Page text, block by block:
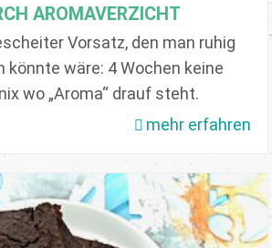
AROMAVERZICHT
Vorsatz, den man ruhig
könnte wäre: 4 Wochen keine
wo „Aroma“ drauf steht.
mehr erfahren